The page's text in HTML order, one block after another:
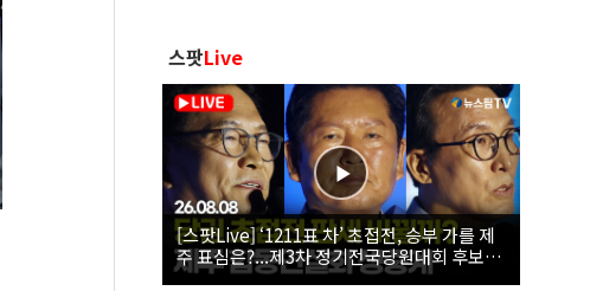
스팟Live
[스팟Live] ‘1211표 차’ 초접전, 승부 가를 제
주 표심은?...제3차 정기전국당원대회 후보자
제주 합동연설회 생중계 | 26.08.08